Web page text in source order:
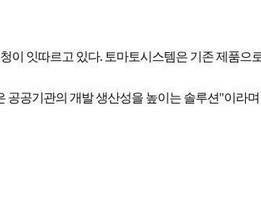
이 잇따르고 있다. 토마토시스템은 기존 제품
공공기관의 개발 생산성을 높이는 솔루션"이라